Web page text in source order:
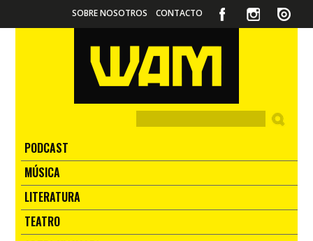
SOBRE NOSOTROS CONTACTO
PODCAST
MÚSICA
LITERATURA
TEATRO